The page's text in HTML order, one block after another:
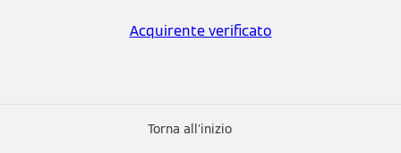
Acquirente verificato
Torna all'inizio